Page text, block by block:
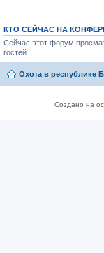
КТО СЕЙЧАС НА
Сейчас этот форум
гостей
Охота в республике
Создано на